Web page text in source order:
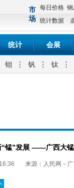
市
场
每日价格 钢
统计数据
统计 会展
钼 钒 钛
“锰”发展 ——广西大
来源：人民网－